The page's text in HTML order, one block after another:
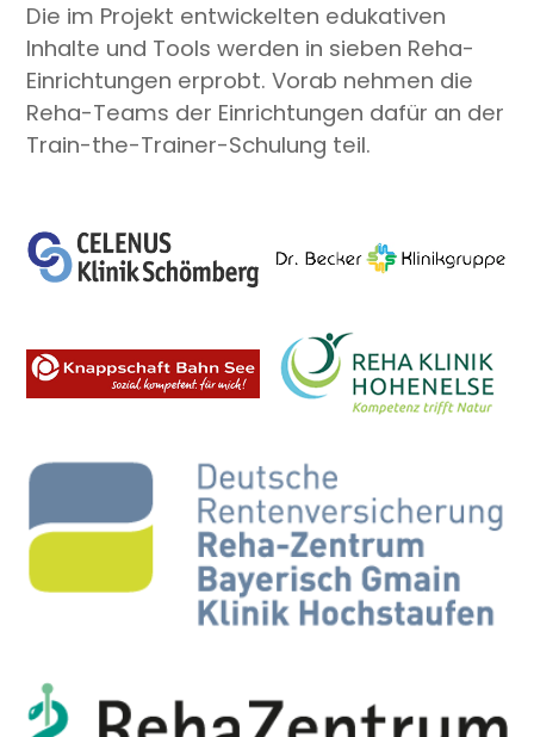
Die im Projekt entwickelten edukativen
Inhalte und Tools werden in sieben Reha-
Einrichtungen erprobt. Vorab nehmen die
Reha-Teams der Einrichtungen dafür an der
Train-the-Trainer-Schulung teil.